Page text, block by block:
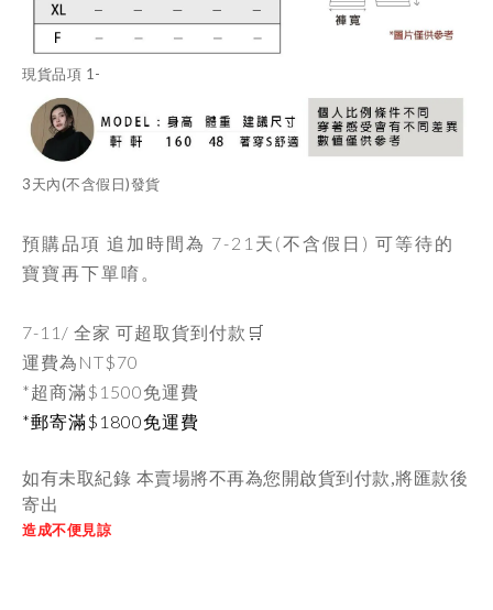
現貨品項 1-
3天內(不含假日)發貨
預購品項 追加時間為 7-21天 (不含假日) 可等待的
寶寶再下單唷。
7-11/ 全家 可超取貨到付款🛒
運費為 NT$70
*超商滿$1500免運費
*郵寄滿$1800免運費
如有未取紀錄 本賣場將不再為您開啟貨到付款,將匯款後
寄出
造成不便見諒